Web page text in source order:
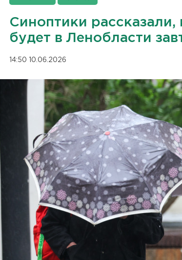
Синоптики рассказали,
будет в Ленобласти
14:50 10.06.2026